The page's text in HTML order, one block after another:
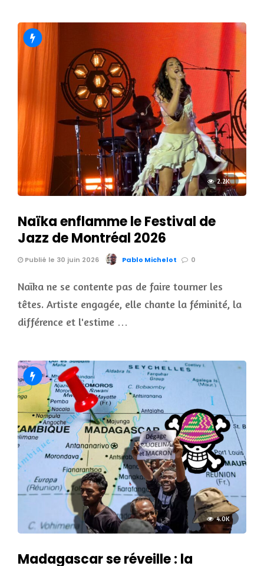
2.2K
Naïka enflamme le Festival de
Jazz de Montréal 2026
Publié le 30 juin 2026 Pablo Michelot 0
Naïka ne se contente pas de faire tourner les
têtes. Artiste engagée, elle chante la féminité, la
différence et l'estime …
4.0K
Madagascar se réveille : la